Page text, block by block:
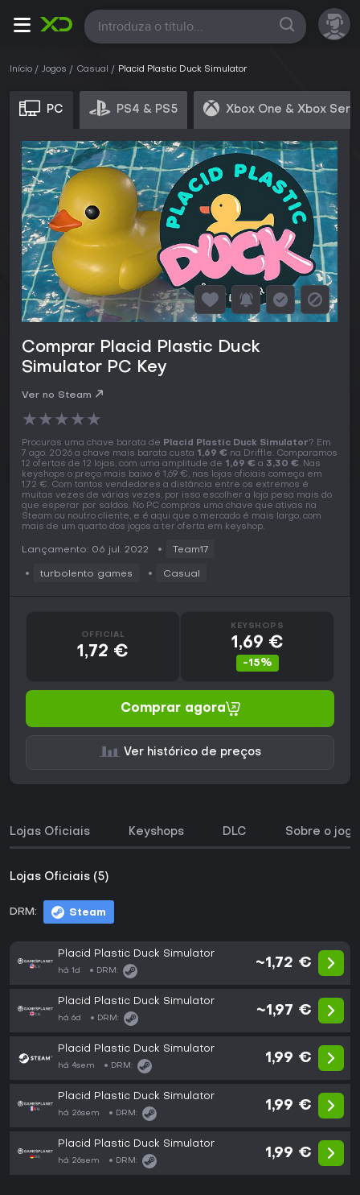
Todas
Início Jogos Casual Placid Plastic Duck Simulator
PC PS4 & PS5 Xbox One & Xbox
Comprar Placid Plastic Duck
Simulator PC Key
Ver no Steam
★★★★★
Procuras uma chave barata de Placid Plastic Duck Simulator? Em
7 ago. 2026 a chave mais barata custa 1,69 € na Driffle. Comparamos
12 ofertas de 12 lojas, com uma amplitude de 1,69 € a 3,30 €. Nas
keyshops o preço mais baixo é 1,69 €, nas lojas oficiais começa em
1,72 €. Com tantos vendedores a distância entre os extremos é
muitas vezes de várias vezes, por isso escolher a loja pesa mais do
que esperar por saldos. No PC compras uma chave que ativas na
Steam ou noutro cliente, e é aqui que o mercado é mais largo, com
mais de um quarto dos jogos a ter oferta em keyshop.
Lançamento: 06 jul. 2022 Team17
turbolento games Casual
OFFICIAL
1,72 €
KEYSHOPS
1,69 €
-15%
Comprar agora
Ver histórico de preços
Lojas Oficiais Keyshops DLC Sobre o jogo
Lojas Oficiais (5)
DRM: Steam
Placid Plastic Duck Simulator
há 1d DRM:
~1,72 €
Placid Plastic Duck Simulator
há 6d DRM:
~1,97 €
Placid Plastic Duck Simulator
há 4sem DRM:
1,99 €
Placid Plastic Duck Simulator
há 26sem DRM:
1,99 €
Placid Plastic Duck Simulator
há 26sem DRM:
1,99 €